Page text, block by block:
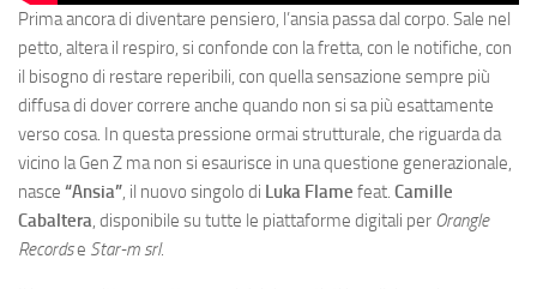
Prima ancora di diventare pensiero, l’ansia passa dal corpo. Sale nel
petto, altera il respiro, si confonde con la fretta, con le notifiche, con
il bisogno di restare reperibili, con quella sensazione sempre più
diffusa di dover correre anche quando non si sa più esattamente
verso cosa. In questa pressione ormai strutturale, che riguarda da
vicino la Gen Z ma non si esaurisce in una questione generazionale,
nasce “Ansia”, il nuovo singolo di Luka Flame feat. Camille
Cabaltera, disponibile su tutte le piattaforme digitali per Orangle
Recordse Star-m srl.